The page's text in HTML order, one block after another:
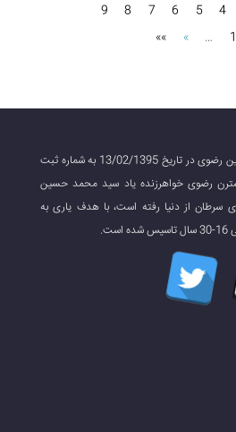
4
5
6
7
8
9
…
»
»»
موسسه خیریه سید محمدحسین رضوی در تاریخ 13/02/1395 به شماره ثبت
نسترن رضوی خواهرزنده یاد سید محمد حسین
سرطان از دنیا رفته است، با هدف یاری به